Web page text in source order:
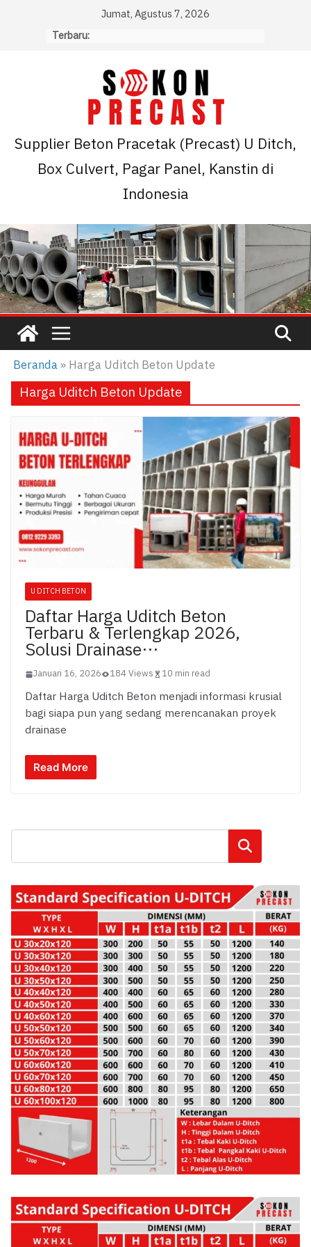
Jumat, Agustus 7, 2026
Terbaru:
Supplier Beton Pracetak (Precast) U Ditch,
Box Culvert, Pagar Panel, Kanstin di
Indonesia
Beranda» Harga Uditch Beton Update
Harga Uditch Beton Update
U DITCH BETON
Daftar Harga Uditch Beton
Terbaru & Terlengkap 2026,
Solusi Drainase…
Januari 16, 2026 184 Views 10 min read
Daftar Harga Uditch Beton menjadi informasi krusial
bagi siapa pun yang sedang merencanakan proyek
drainase
Read More
Cari